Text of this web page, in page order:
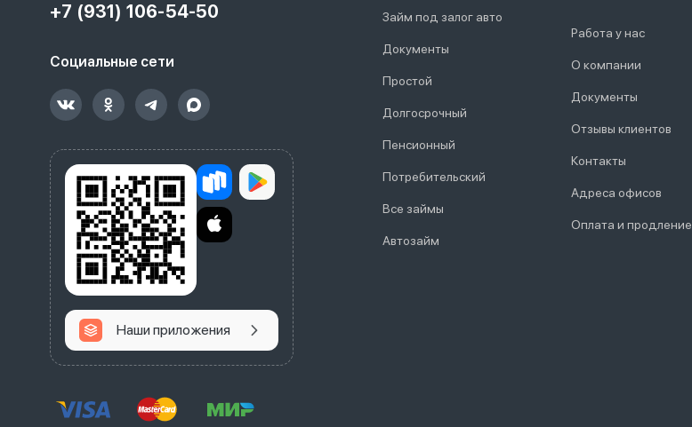
+7 (931) 106-54-50
Социальные сети
Наши приложения
Займ под залог авто
Документы
Простой
Долгосрочный
Пенсионный
Потребительский
Все займы
Автозайм
Работа у нас
О компании
Документы
Отзывы клиентов
Контакты
Адреса офисов
Оплата и продление